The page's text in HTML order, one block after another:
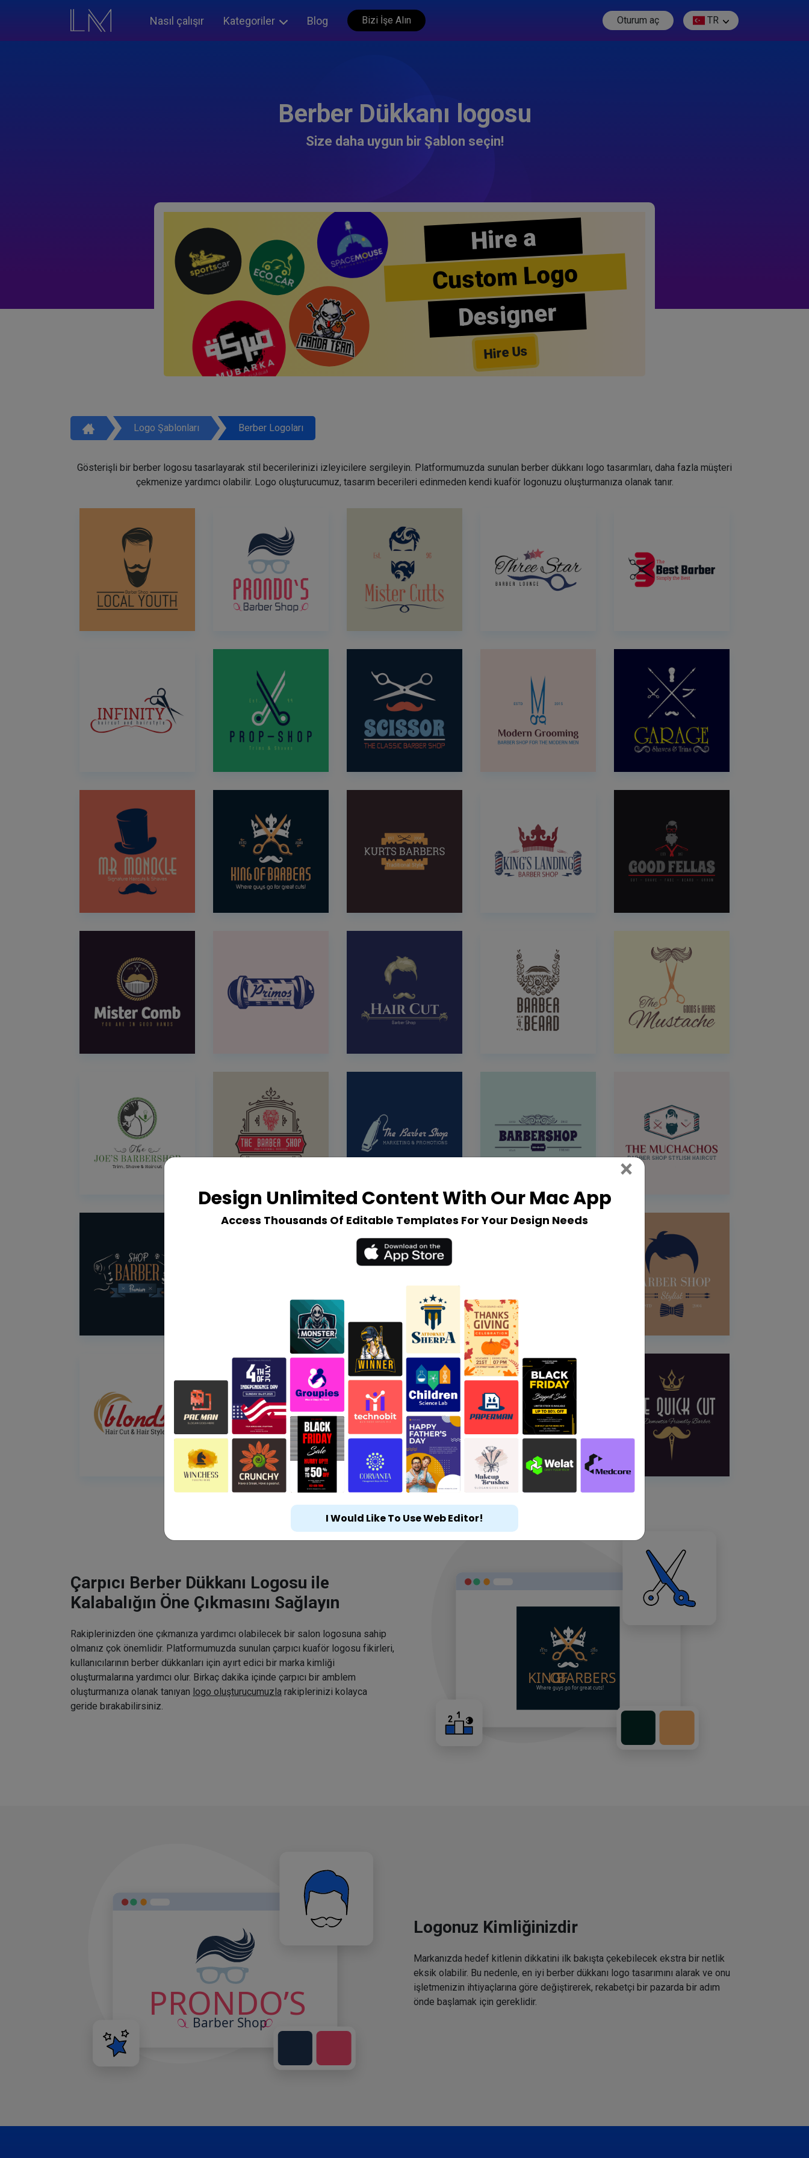
Nasıl çalışır Kategoriler Blog Bizi İşe Alın Oturum aç TR
Berber Dükkanı logosu
Size daha uygun bir Şablon seçin!
Hire a
Custom Logo
Designer
Hire Us
Logo Şablonları Berber Logoları
Gösterişli bir berber logosu tasarlayarak stil becerilerinizi izleyicilere sergileyin. Platformumuzda sunulan berber dükkanı logo tasarımları, daha fazla müşteri
çekmenize yardımcı olabilir. Logo oluşturucumuz, tasarım becerileri edinmeden kendi kuaför logonuzu oluşturmanıza olanak tanır.
Çarpıcı Berber Dükkanı Logosu ile
Kalabalığın Öne Çıkmasını Sağlayın
Rakiplerinizden öne çıkmanıza yardımcı olabilecek bir salon logosuna sahip
olmanız çok önemlidir. Platformumuzda sunulan çarpıcı kuaför logosu fikirleri,
kullanıcılarının berber dükkanları için ayırt edici bir marka kimliği
oluşturmalarına yardımcı olur. Birkaç dakika içinde çarpıcı bir amblem
oluşturmanıza olanak tanıyan logo oluşturucumuzla rakiplerinizi kolayca
geride bırakabilirsiniz.
Logonuz Kimliğinizdir
Markanızda hedef kitlenin dikkatini ilk bakışta çekebilecek ekstra bir netlik
eksik olabilir. Bu nedenle, en iyi berber dükkanı logo tasarımını alarak ve onu
işletmenizin ihtiyaçlarına göre değiştirerek, rekabetçi bir pazarda bir adım
önde başlamak için gereklidir.
Design Unlimited Content With Our Mac App
Access Thousands Of Editable Templates For Your Design Needs
× Close
I Would Like To Use Web Editor!